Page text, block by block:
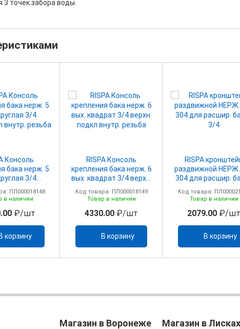
точек забора воды.
Консоль
бака нерж. 5
3/4
ПЛ000018148
в наличии
₽/шт
корзину
RISPA Консоль
крепления бака нерж. 6
вых. квадрат 3/4 верхн.
Код товара: ПЛ000018149
Товар в наличии
4330.00 ₽/шт
В корзину
RISPA
раздвижной НЕРЖ.
304 для расшир.
Код товара:
Товар в наличии
2079.00 ₽/шт
В корзину
Магазин в Воронеже Магазин в Лисках